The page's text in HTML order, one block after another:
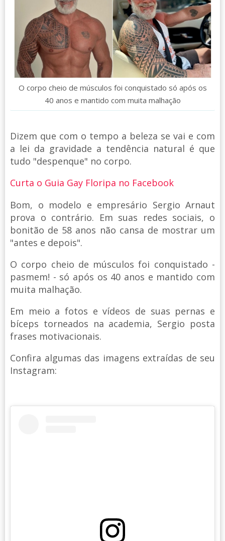
O corpo cheio de músculos foi conquistado só após os
40 anos e mantido com muita malhação
Dizem que com o tempo a beleza se vai e com
a lei da gravidade a tendência natural é que
tudo "despenque" no corpo.
Curta o Guia Gay Floripa no Facebook
Bom, o modelo e empresário Sergio Arnaut
prova o contrário. Em suas redes sociais, o
bonitão de 58 anos não cansa de mostrar um
"antes e depois".
O corpo cheio de músculos foi conquistado -
pasmem! - só após os 40 anos e mantido com
muita malhação.
Em meio a fotos e vídeos de suas pernas e
bíceps torneados na academia, Sergio posta
frases motivacionais.
Confira algumas das imagens extraídas de seu
Instagram: